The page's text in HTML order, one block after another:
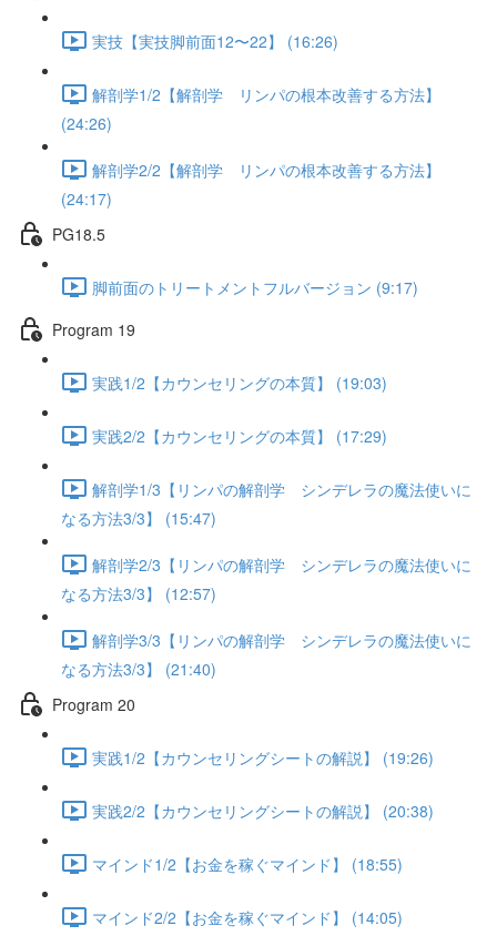
実技【実技脚前面12〜22】 (16:26)
解剖学1/2【解剖学 リンパの根本改善する方法】
(24:26)
解剖学2/2【解剖学 リンパの根本改善する方法】
(24:17)
PG18.5
脚前面のトリートメントフルバージョン (9:17)
Program 19
実践1/2【カウンセリングの本質】 (19:03)
実践2/2【カウンセリングの本質】 (17:29)
解剖学1/3【リンパの解剖学 シンデレラの魔法使いに
なる方法3/3】 (15:47)
解剖学2/3【リンパの解剖学 シンデレラの魔法使いに
なる方法3/3】 (12:57)
解剖学3/3【リンパの解剖学 シンデレラの魔法使いに
なる方法3/3】 (21:40)
Program 20
実践1/2【カウンセリングシートの解説】 (19:26)
実践2/2【カウンセリングシートの解説】 (20:38)
マインド1/2【お金を稼ぐマインド】 (18:55)
マインド2/2【お金を稼ぐマインド】 (14:05)